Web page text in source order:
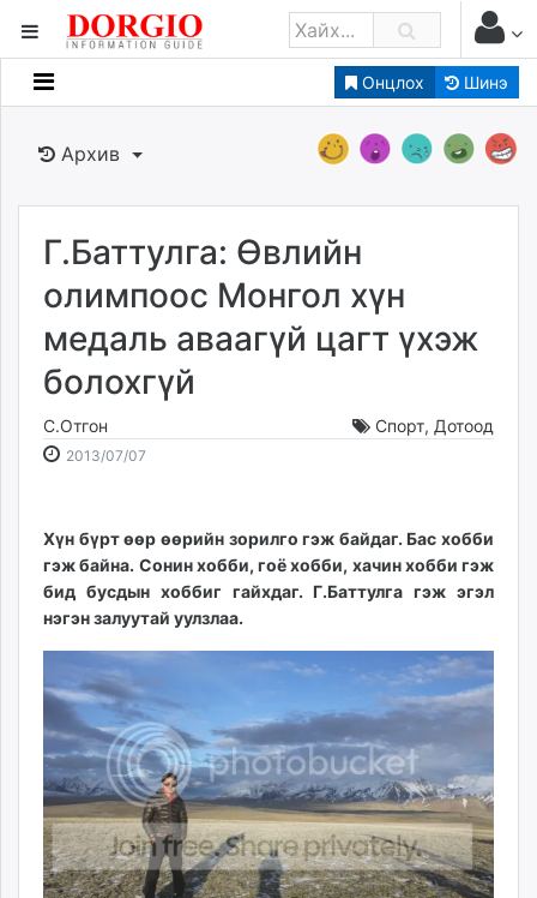
Онцлох Шинэ
Мэдээллийн
Банк санхүү
Бизнес ААН
Төрийн
Нийслэлийн
dorgio.mn
Gogo.mn
news.mn
zindaa.mn
ikon.mn
mnb.mn
Livetv.mn
Eguur.mn
24tsag.mn
shuud.mn
eagle.mn
ergelt.mn
zarig.mn
today.mn
zuv.mn
mminfo.mn
Архив
Г.Баттулга: Өвлийн
олимпоос Монгол хүн
медaль аваагүй цагт үхэж
болохгүй
С.Отгон Спорт, Дотоод
2013/07/07
14:44:49
10:26:47
Хүн бүрт өөр өөрийн зорилго гэж байдаг. Бас хобби
гэж байна. Сонин хобби, гоё хобби, хачин хобби гэж
бид бусдын хоббиг гайхдаг. Г.Баттулга гэж эгэл
нэгэн залуутай уулзлаа.